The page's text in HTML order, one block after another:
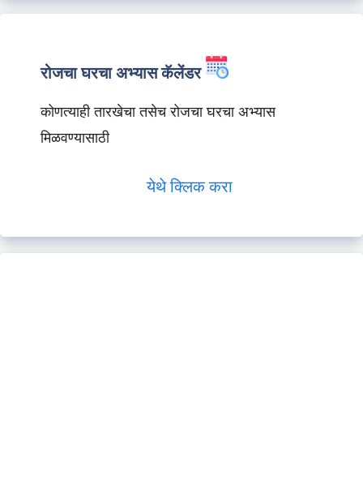
रोजचा घरचा अभ्यास कॅलेंडर
कोणत्याही तारखेचा तसेच रोजचा घरचा अभ्यास
मिळवण्यासाठी
येथे क्लिक करा